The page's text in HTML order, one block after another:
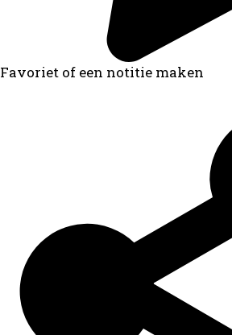
Favoriet of een notitie maken